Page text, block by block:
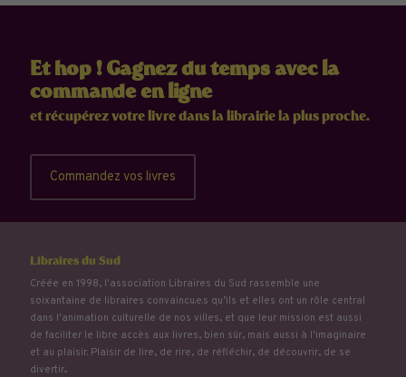
Et hop ! Gagnez du temps avec la
commande en ligne
et récupérez votre livre dans la librairie la plus proche.
Commandez vos livres
Libraires du Sud
Créée en 1998, l'association Libraires du Sud rassemble une
soixantaine de libraires convaincu.e.s qu’ils et elles ont un rôle central
dans l'animation culturelle de nos villes, et que leur mission est aussi
de faciliter le libre accès aux livres, bien sûr, mais aussi à l'imaginaire
et au plaisir. Plaisir de lire, de rire, de réfléchir, de découvrir, de se
divertir...